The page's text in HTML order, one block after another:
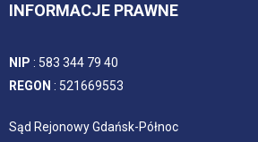
INFORMACJE PRAWNE
NIP : 583 344 79 40
REGON : 521669553
Sąd Rejonowy Gdańsk-Północ